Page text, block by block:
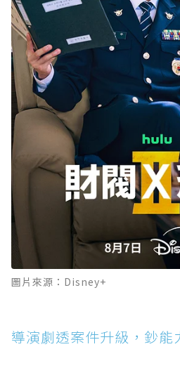
圖片來源：Disney+
導演劇透案件升級，鈔能